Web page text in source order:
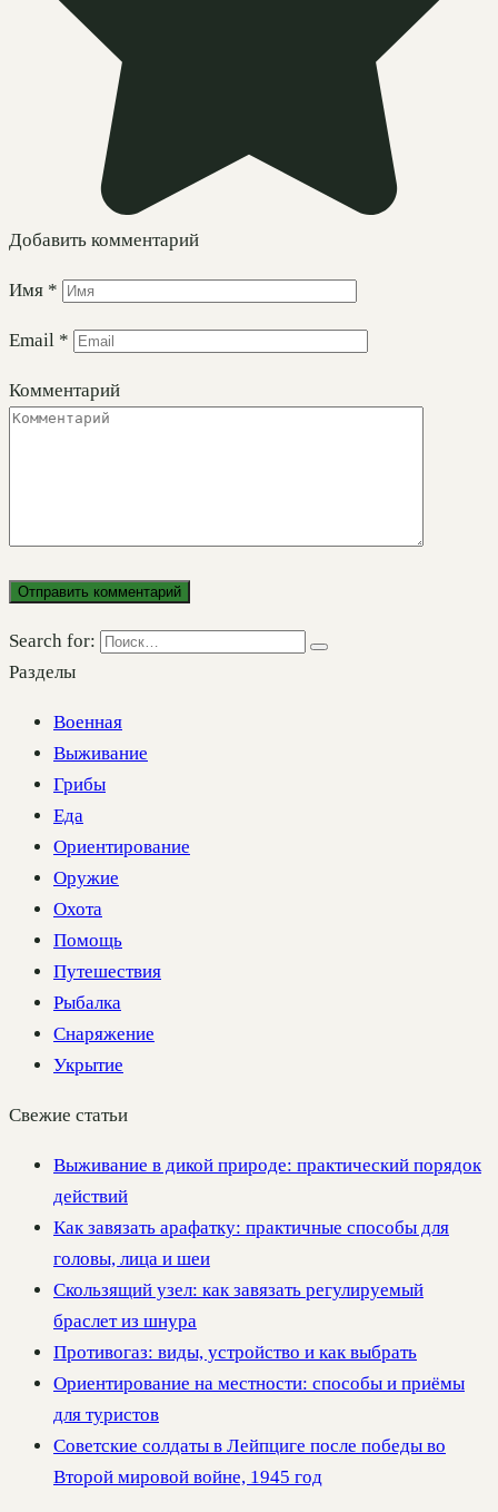
Добавить комментарий
Имя *
Email *
Комментарий
Search for:
Разделы
Военная
Выживание
Грибы
Еда
Ориентирование
Оружие
Охота
Помощь
Путешествия
Рыбалка
Снаряжение
Укрытие
Свежие статьи
Выживание в дикой природе: практический порядок
действий
Как завязать арафатку: практичные способы для
головы, лица и шеи
Скользящий узел: как завязать регулируемый
браслет из шнура
Противогаз: виды, устройство и как выбрать
Ориентирование на местности: способы и приёмы
для туристов
Советские солдаты в Лейпциге после победы во
Второй мировой войне, 1945 год